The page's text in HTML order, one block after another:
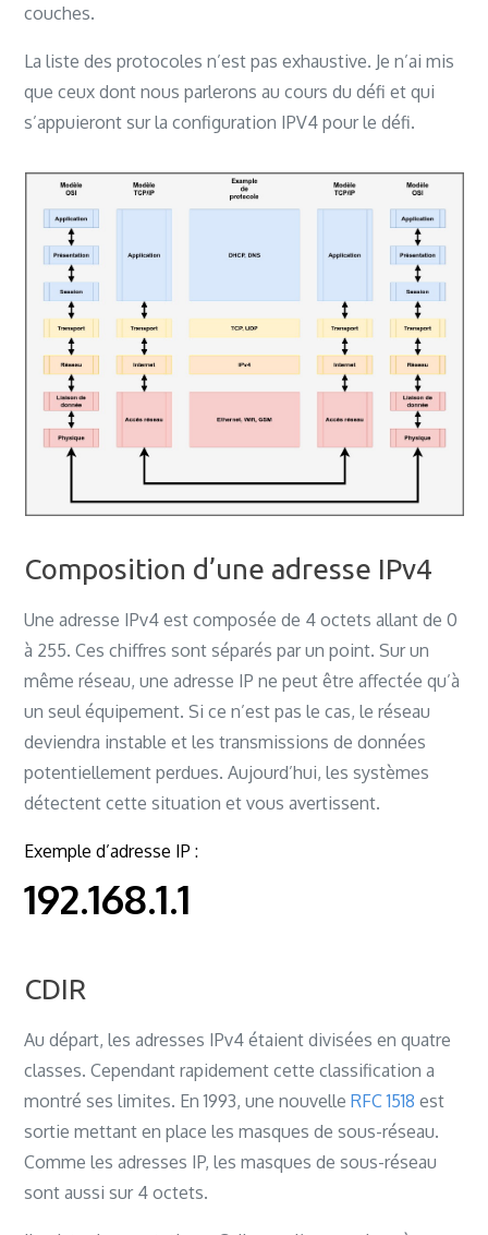
couches.
La liste des protocoles n’est pas exhaustive. Je n’ai mis
que ceux dont nous parlerons au cours du défi et qui
s’appuieront sur la configuration IPV4 pour le défi.
Composition d’une adresse IPv4
Une adresse IPv4 est composée de 4 octets allant de 0
à 255. Ces chiffres sont séparés par un point. Sur un
même réseau, une adresse IP ne peut être affectée qu’à
un seul équipement. Si ce n’est pas le cas, le réseau
deviendra instable et les transmissions de données
potentiellement perdues. Aujourd’hui, les systèmes
détectent cette situation et vous avertissent.
Exemple d’adresse IP :
192.168.1.1
CDIR
Au départ, les adresses IPv4 étaient divisées en quatre
classes. Cependant rapidement cette classification a
montré ses limites. En 1993, une nouvelleRFC 1518 est
sortie mettant en place les masques de sous-réseau.
Comme les adresses IP, les masques de sous-réseau
sont aussi sur 4 octets.